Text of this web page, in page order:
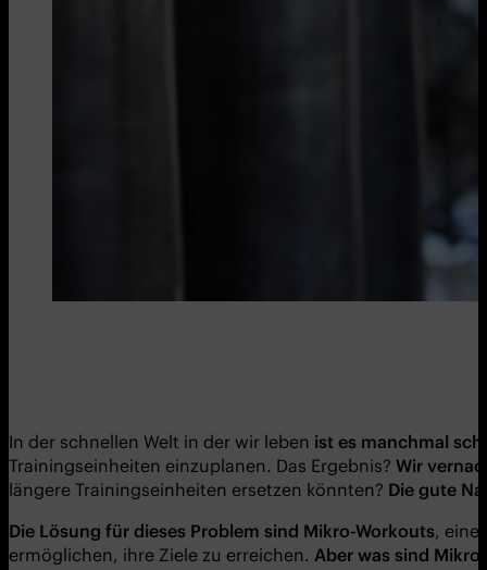
In der schnellen Welt in der wir leben ist es manchmal
Trainingseinheiten einzuplanen. Das Ergebnis? Wir
längere Trainingseinheiten ersetzen könnten? Die gute
Die Lösung für dieses Problem sind Mikro-Workouts,
ermöglichen, ihre Ziele zu erreichen. Aber was sind